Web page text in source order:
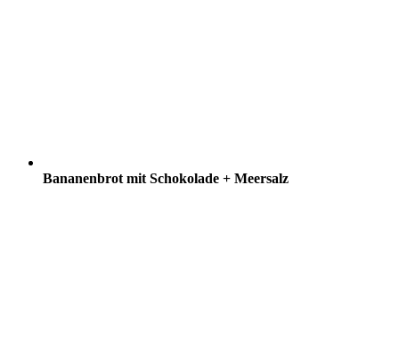
Bananenbrot mit Schokolade + Meersalz